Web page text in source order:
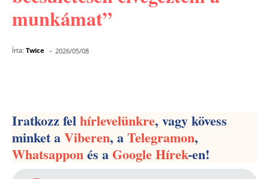
munkámat”
Írta: Twice - 2026/05/08
Iratkozz felhírlevelünkre, vagy kövess
minket aViberen, aTelegramon,
Whatsapponés aGoogle Hírek-en!